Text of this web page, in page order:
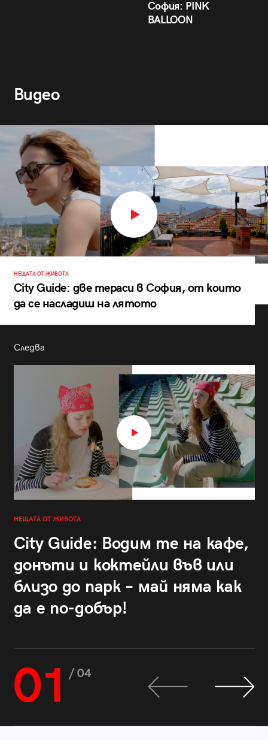
София: PINK
BALLOON
Видео
НЕЩАТА ОТ ЖИВОТА
City Guide: две тераси в София, от които
да се насладиш на лятото
Следва
НЕЩАТА ОТ ЖИВОТА
City Guide: Водим те на кафе,
донъти и коктейли във или
близо до парк – май няма как
да е по-добър!
01 / 04